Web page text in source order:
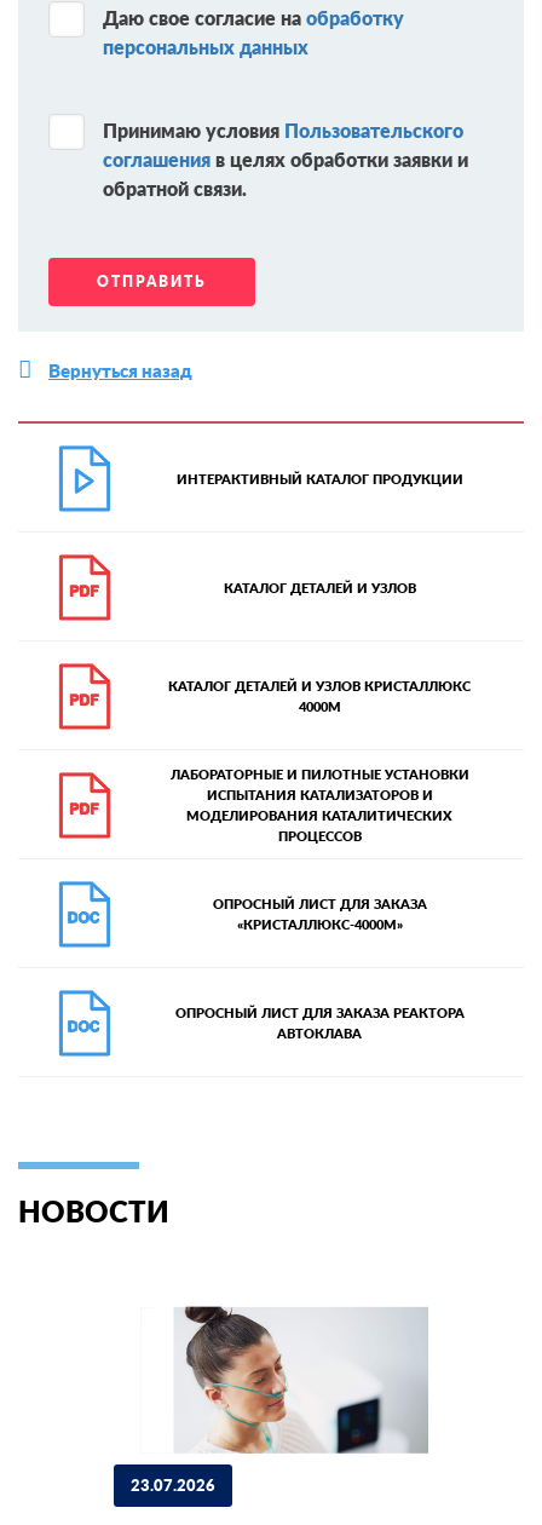
Даю свое согласие на обработку
персональных данных
Принимаю условия Пользовательского
соглашения в целях обработки заявки и
обратной связи.
Вернуться назад
ИНТЕРАКТИВНЫЙ КАТАЛОГ ПРОДУКЦИИ
КАТАЛОГ ДЕТАЛЕЙ И УЗЛОВ
КАТАЛОГ ДЕТАЛЕЙ И УЗЛОВ КРИСТАЛЛЮКС
4000М
ЛАБОРАТОРНЫЕ И ПИЛОТНЫЕ УСТАНОВКИ
ИСПЫТАНИЯ КАТАЛИЗАТОРОВ И
МОДЕЛИРОВАНИЯ КАТАЛИТИЧЕСКИХ
ПРОЦЕССОВ
ОПРОСНЫЙ ЛИСТ ДЛЯ ЗАКАЗА
«КРИСТАЛЛЮКС-4000М»
ОПРОСНЫЙ ЛИСТ ДЛЯ ЗАКАЗА РЕАКТОРА
АВТОКЛАВА
НОВОСТИ
23.07.2026